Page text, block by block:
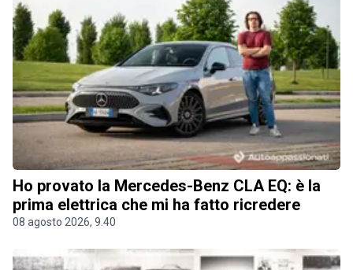
Ho provato la Mercedes-Benz CLA EQ: è la
prima elettrica che mi ha fatto ricredere
08 agosto 2026, 9.40